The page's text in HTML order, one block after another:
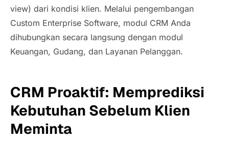
view) dari kondisi klien. Melalui pengembangan
Custom Enterprise Software, modul CRM Anda
dihubungkan secara langsung dengan modul
Keuangan, Gudang, dan Layanan Pelanggan.
CRM Proaktif: Memprediksi
Kebutuhan Sebelum Klien
Meminta